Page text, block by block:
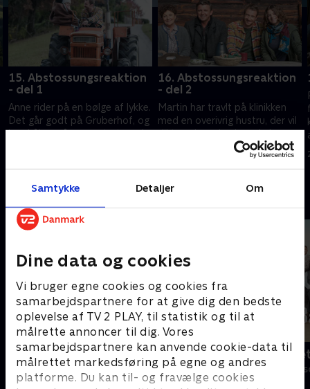
Samtykke Detaljer Om
Dine data og cookies
Vi bruger egne cookies og cookies fra
samarbejdspartnere for at give dig den bedste
oplevelse af TV 2 PLAY, til statistik og til at
målrette annoncer til dig. Vores
samarbejdspartnere kan anvende cookie-data til
målrettet markedsføring på egne og andres
platforme. Du kan til- og fravælge cookies
15. Abstossungsreaktion
- del 1
Anne rider på en bølge af lykke.
Det går godt på Gruberhof, og
hun håber på en ny start med
16. Abstossungsreaktion
- del 2
Martin har travlt på klinikken
med en overivrig hustru, der vil
diktere, hvordan han skal
behandle hendes syge mand.
På hjemmefronten er der
optræk til ballade.
Bjergets helte
Drama • 15 sæsoner Drama • 10